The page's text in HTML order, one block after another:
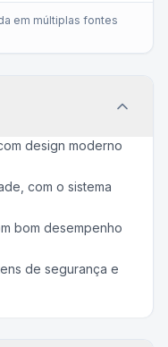
em múltiplas fontes
design moderno
com o sistema
bom desempenho
de segurança e